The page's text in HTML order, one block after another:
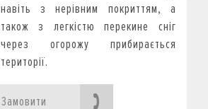
навіть з нерівним покриттям, а
також з легкістю перекине сніг
через огорожу прибирається
території.
Замовити